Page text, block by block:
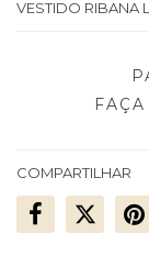
VESTIDO RIBANA
FAÇA
COMPARTILHAR